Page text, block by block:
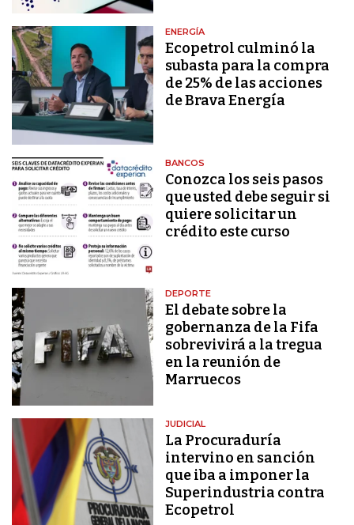
ENERGÍA
Ecopetrol culminó la
subasta para la compra
de 25% de las acciones
de Brava Energía
BANCOS
Conozca los seis pasos
que usted debe seguir si
quiere solicitar un
crédito este curso
DEPORTE
El debate sobre la
gobernanza de la Fifa
sobrevivirá a la tregua
en la reunión de
Marruecos
JUDICIAL
La Procuraduría
intervino en sanción
que iba a imponer la
Superindustria contra
Ecopetrol